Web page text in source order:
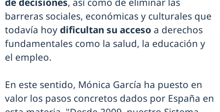
barreras sociales, económicas y culturales que
todavía hoy dificultan su acceso a derechos
fundamentales como la salud, la educación y
el empleo.
En este sentido, Mónica García ha puesto en
valor los pasos concretos dados por España en